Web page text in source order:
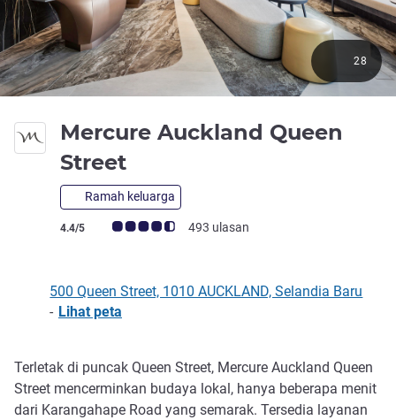
Mercure Auckland Queen
Street
Ramah keluarga
Catatan tamu Avis (Peringkat ALL)
4.4/5 493 ulasan
28
500 Queen Street, 1010 AUCKLAND, Selandia Baru
- Lihat peta
Deskripsi
Terletak di puncak Queen Street, Mercure Auckland Queen
Street mencerminkan budaya lokal, hanya beberapa menit
dari Karangahape Road yang semarak. Tersedia layanan